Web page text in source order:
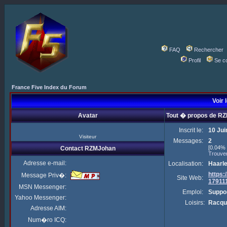
FAQ
Rechercher
Profil
Se
France Five Index du Forum
Voir
Avatar Tout � propos de
Visiteur
Inscrit le:
10
Messages:
2
[0.04%
Localisation:
Site Web:
Emploi:
Loisirs:
Contact RZMJohan
Adresse e-mail:
Message Priv�:
MSN Messenger:
Yahoo Messenger:
Adresse AIM:
Num�ro ICQ: